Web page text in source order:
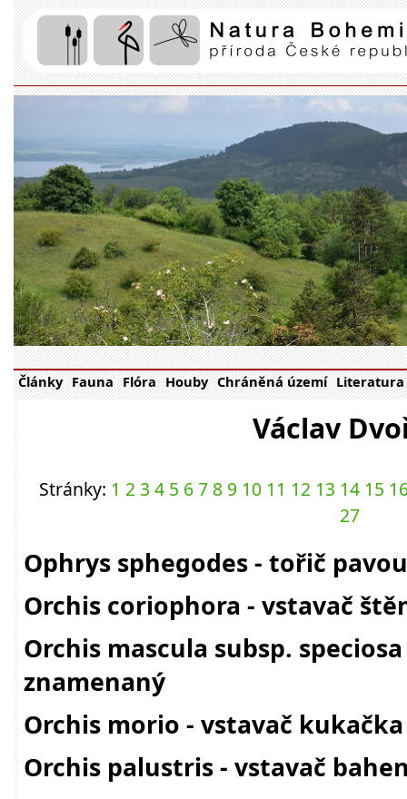
Články Fauna Flóra Houby Chráněná území Literatura
Václav
Stránky: 1 2 3 4 5 6 7 8 9 10 11 12 13 14 15
27
Ophrys sphegodes - tořič
Orchis coriophora - vstavač
Orchis mascula subsp.
znamenaný
Orchis morio - vstavač kukačka
Orchis palustris - vstavač